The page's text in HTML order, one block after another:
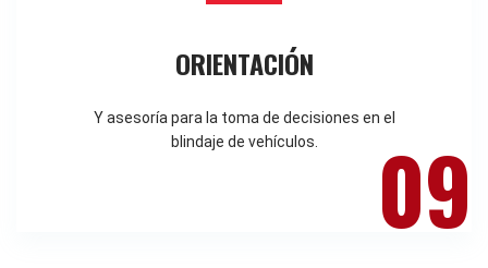
ORIENTACIÓN
Y asesoría para la toma de decisiones en el
blindaje de vehículos.
09